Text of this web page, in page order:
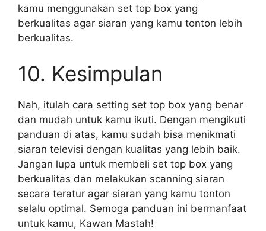
kamu menggunakan set top box yang
berkualitas agar siaran yang kamu tonton lebih
berkualitas.
10. Kesimpulan
Nah, itulah cara setting set top box yang benar
dan mudah untuk kamu ikuti. Dengan mengikuti
panduan di atas, kamu sudah bisa menikmati
siaran televisi dengan kualitas yang lebih baik.
Jangan lupa untuk membeli set top box yang
berkualitas dan melakukan scanning siaran
secara teratur agar siaran yang kamu tonton
selalu optimal. Semoga panduan ini bermanfaat
untuk kamu, Kawan Mastah!